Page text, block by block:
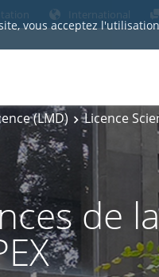
vous acceptez
International
(LMD) Licence
de